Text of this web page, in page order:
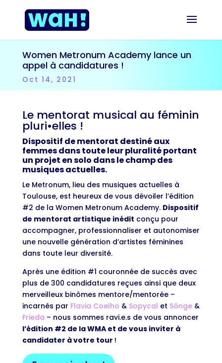
Women Metronum Academy lance un
appel à candidatures !
Oct 14, 2021
Le mentorat musical au féminin
pluri•elles !
Dispositif de mentorat destiné aux
femmes dans toute leur pluralité portant
un projet en solo dans le champ des
musiques actuelles.
Le Metronum, lieu des musiques actuelles à
Toulouse, est heureux de vous dévoiler l’édition
#2 de la Women Metronum Academy. Dispositif
de mentorat artistique inédit conçu pour
accompagner, professionnaliser et autonomiser
une nouvelle génération d’artistes féminines
dans toute leur diversité.
Après une édition #1 couronnée de succès avec
plus de 300 candidatures reçues ainsi que deux
merveilleux binômes mentore/mentorée –
incarnés par Flavia Coelho & Sopycal et Sônge&
Frieda – nous sommes ravi.e.s de vous annoncer
l’édition #2 de la WMA et de vous inviter à
candidater à votre tour !